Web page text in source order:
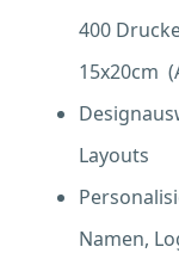
400
15x20cm
Layouts
Namen,